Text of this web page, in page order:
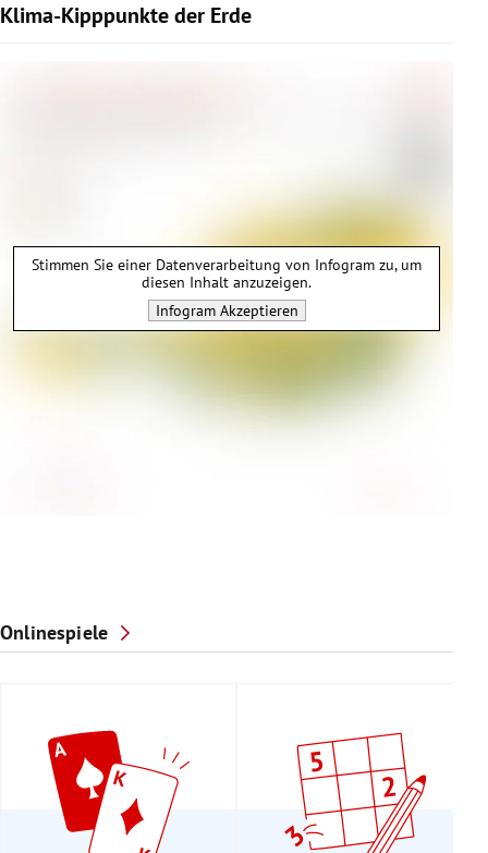
Klima-Kipppunkte der Erde
Stimmen Sie einer Datenverarbeitung von Infogram zu, um
diesen Inhalt anzuzeigen.
InfogramAkzeptieren
Onlinespiele